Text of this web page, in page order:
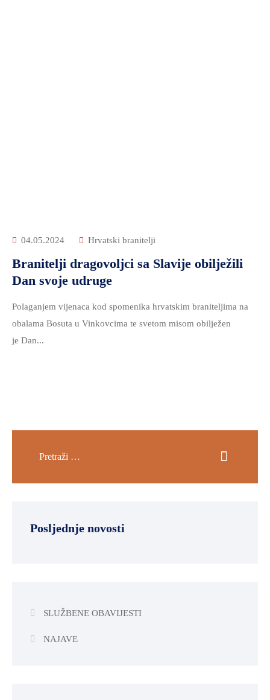
04.05.2024 Hrvatski branitelji
Branitelji dragovoljci sa Slavije obilježili
Dan svoje udruge
Polaganjem vijenaca kod spomenika hrvatskim braniteljima na
obalama Bosuta u Vinkovcima te svetom misom obilježen
je Dan...
Posljednje novosti
SLUŽBENE OBAVIJESTI
NAJAVE